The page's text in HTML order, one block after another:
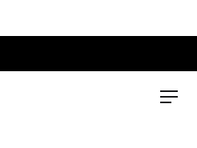
Menu